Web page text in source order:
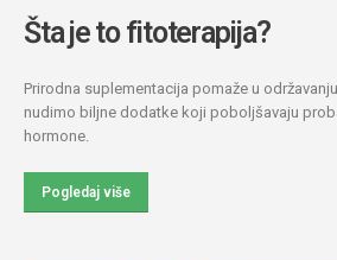
Šta je to fitoterapija?
Prirodna suplementacija pomaže u
nudimo biljne dodatke koji poboljšavaju
hormone.
Pogledaj više